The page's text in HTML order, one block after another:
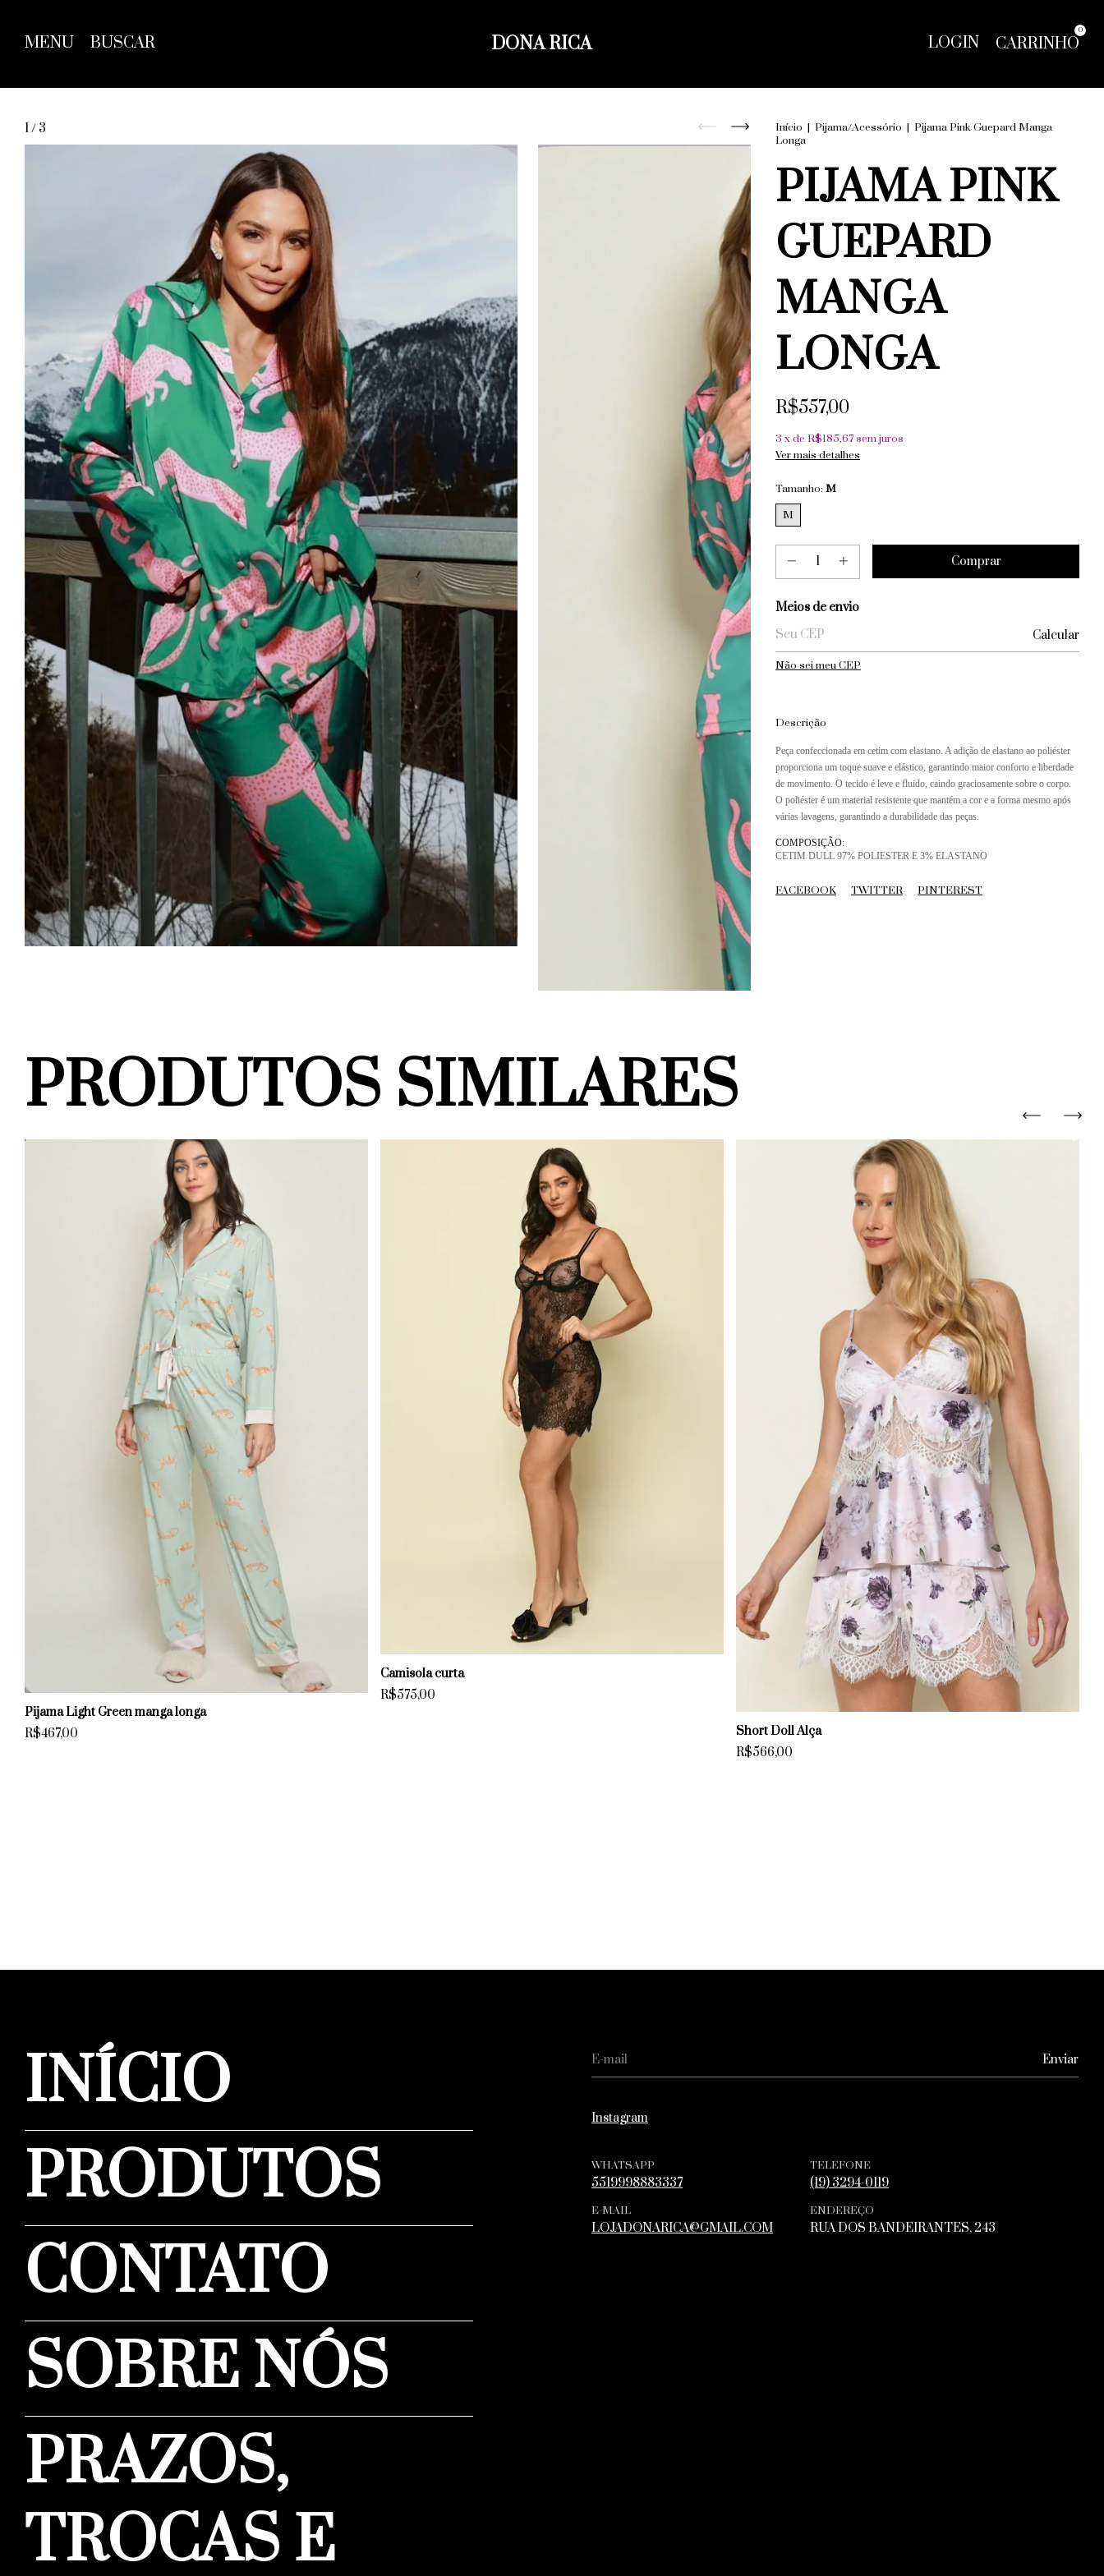
MENU DONA RICA
BUSCAR LOGIN CARRINHO
0
1/ 3 Início | Pijama/Acessório | Pijama Pink Guepard Manga
Longa
PIJAMA PINK
GUEPARD
MANGA
LONGA
R$557,00
3 x de R$185,67sem juros
Ver mais detalhes
Tamanho:M
M
Entregas para o CEP:
Meios de envio
Calcular
Não sei meu CEP
Descrição
Peça confeccionada em cetim com elastano. A adição de elastano ao poliéster
proporciona um toque suave e elástico, garantindo maior conforto e liberdade
de movimento. O tecido é leve e fluido, caindo graciosamente sobre o corpo.
O poliéster é um material resistente que mantém a cor e a forma mesmo após
várias lavagens, garantindo a durabilidade das peças.
COMPOSIÇÃO:
CETIM DULL 97% POLIESTER E 3% ELASTANO
FACEBOOK TWITTER PINTEREST
PRODUTOS SIMILARES
Pijama Light Green manga longa
R$467,00
Camisola curta
R$575,00
Short Doll Alça
R$566,00
INÍCIO
PRODUTOS
CONTATO
SOBRE NÓS
PRAZOS,
TROCAS E
Instagram
WHATSAPP
5519998883337
TELEFONE
(19) 3294-0119
E-MAIL
LOJADONARICA@GMAIL.COM
ENDEREÇO
RUA DOS BANDEIRANTES, 243